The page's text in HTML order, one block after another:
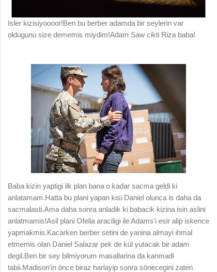
Isler kizisiyoooor!Ben bu berber adamda bir seylerin var
oldugunu size dememis miydim!Adam Saw cikti Riza baba!
Baba kizin yaptigi ilk plan bana o kadar sacma geldi ki
anlatamam.Hatta bu plani yapan kisi Daniel olunca is daha da
sacmalasti.Ama daha sonra anladik ki babacik kizina isin aslini
anlatmamis!Asil plani Ofelia araciligi ile Adams'i esir alip iskence
yapmakmis.Kacarken berber setini de yanina almayi ihmal
etmemis olan Daniel Salazar pek de kül yutacak bir adam
degil.Ben bir sey bilmiyorum masallarina da kanmadi
tabii.Madison'in önce biraz harlayip sonra sönecegini zaten